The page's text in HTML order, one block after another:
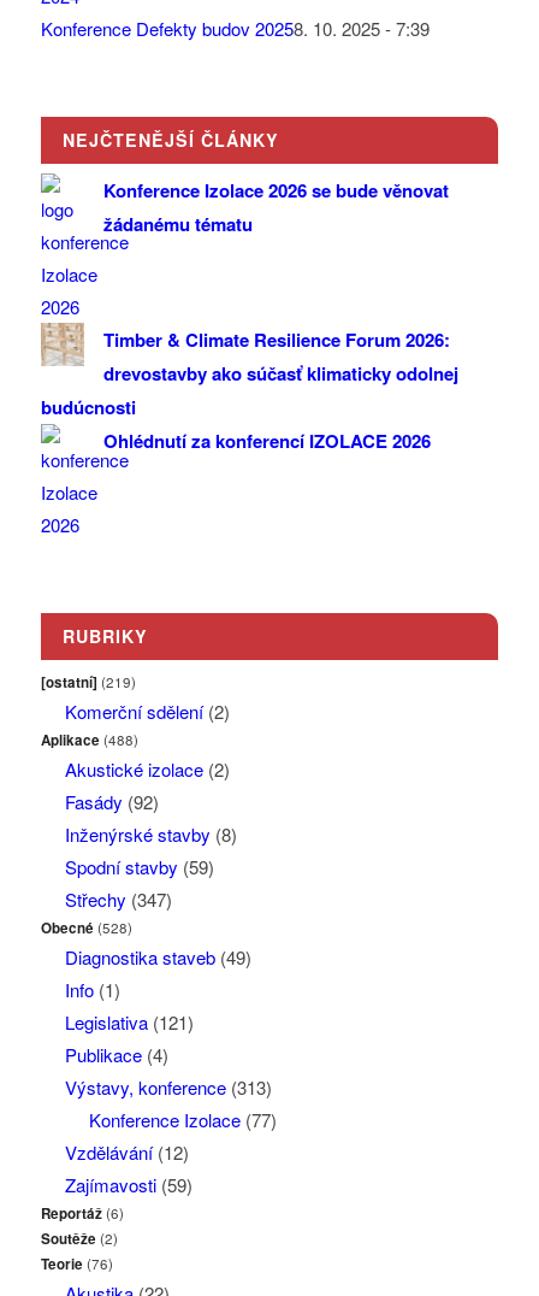
Konference Defekty budov 20258. 10. 2025 - 7:39
NEJČTENĚJŠÍ ČLÁNKY
Konference Izolace 2026 se bude věnovat
žádanému tématu
Timber & Climate Resilience Forum 2026:
drevostavby ako súčasť klimaticky odolnej
budúcnosti
Ohlédnutí za konferencí IZOLACE 2026
RUBRIKY
[ostatní] (219)
Komerční sdělení(2)
Aplikace (488)
Akustické izolace(2)
Fasády (92)
Inženýrské stavby (8)
Spodní stavby (59)
Střechy (347)
Obecné (528)
Diagnostika staveb(49)
Info(1)
Legislativa(121)
Publikace(4)
Výstavy, konference(313)
Konference Izolace(77)
Vzdělávání(12)
Zajímavosti(59)
Reportáž(6)
Soutěže (2)
Teorie (76)